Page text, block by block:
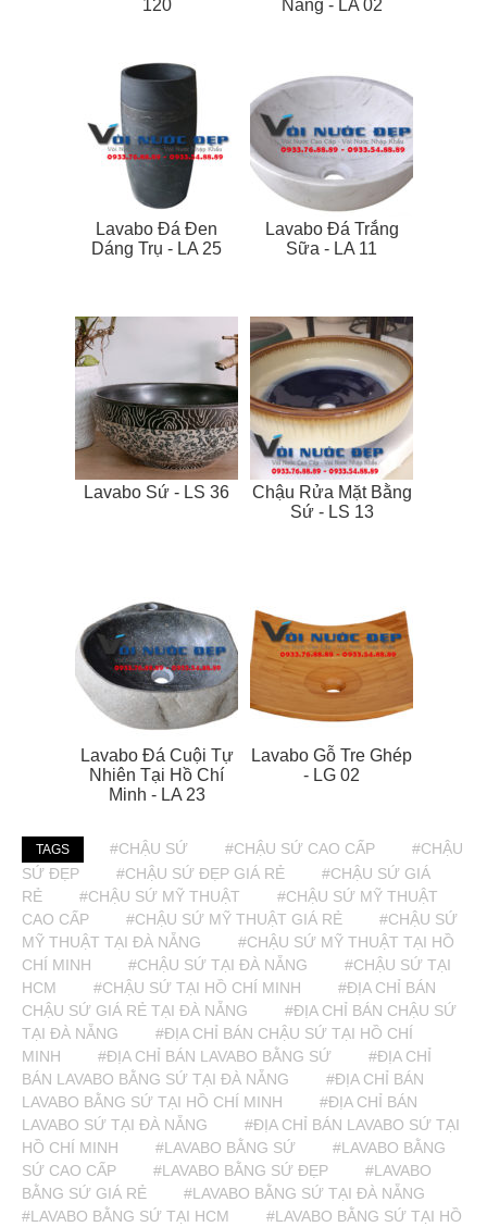
120 Nẵng - LA 02
Lavabo Đá Đen
Dáng Trụ - LA 25
Lavabo Đá Trắng
Sữa - LA 11
Lavabo Sứ - LS 36
Chậu Rửa Mặt Bằng
Sứ - LS 13
Lavabo Đá Cuội Tự
Nhiên Tại Hồ Chí
Minh - LA 23
Lavabo Gỗ Tre Ghép
- LG 02
TAGS #CHẬU SỨ #CHẬU SỨ CAO CẤP
#CHẬU
SỨ ĐẸP
#CHẬU SỨ ĐẸP GIÁ RẺ
#CHẬU SỨ GIÁ
RẺ
#CHẬU SỨ MỸ THUẬT
#CHẬU SỨ MỸ THUẬT
CAO CẤP
#CHẬU SỨ MỸ THUẬT GIÁ RẺ
#CHẬU SỨ
MỸ THUẬT TẠI ĐÀ NẴNG
#CHẬU SỨ MỸ THUẬT TẠI HỒ
CHÍ MINH
#CHẬU SỨ TẠI ĐÀ NẴNG
#CHẬU SỨ TẠI
HCM
#CHẬU SỨ TẠI HỒ CHÍ MINH
#ĐỊA CHỈ BÁN
CHẬU SỨ GIÁ RẺ TẠI ĐÀ NẴNG
#ĐỊA CHỈ BÁN CHẬU SỨ
TẠI ĐÀ NẴNG
#ĐỊA CHỈ BÁN CHẬU SỨ TẠI HỒ CHÍ
MINH
#ĐỊA CHỈ BÁN LAVABO BẰNG SỨ
#ĐỊA CHỈ
BÁN LAVABO BẰNG SỨ TẠI ĐÀ NẴNG
#ĐỊA CHỈ BÁN
LAVABO BẰNG SỨ TẠI HỒ CHÍ MINH
#ĐỊA CHỈ BÁN
LAVABO SỨ TẠI ĐÀ NẴNG
#ĐỊA CHỈ BÁN LAVABO SỨ TẠI
HỒ CHÍ MINH
#LAVABO BẰNG SỨ
#LAVABO BẰNG
SỨ CAO CẤP
#LAVABO BẰNG SỨ ĐẸP
#LAVABO
BẰNG SỨ GIÁ RẺ
#LAVABO BẰNG SỨ TẠI ĐÀ NẴNG
#LAVABO BẰNG SỨ TẠI HCM
#LAVABO BẰNG SỨ TẠI HỒ